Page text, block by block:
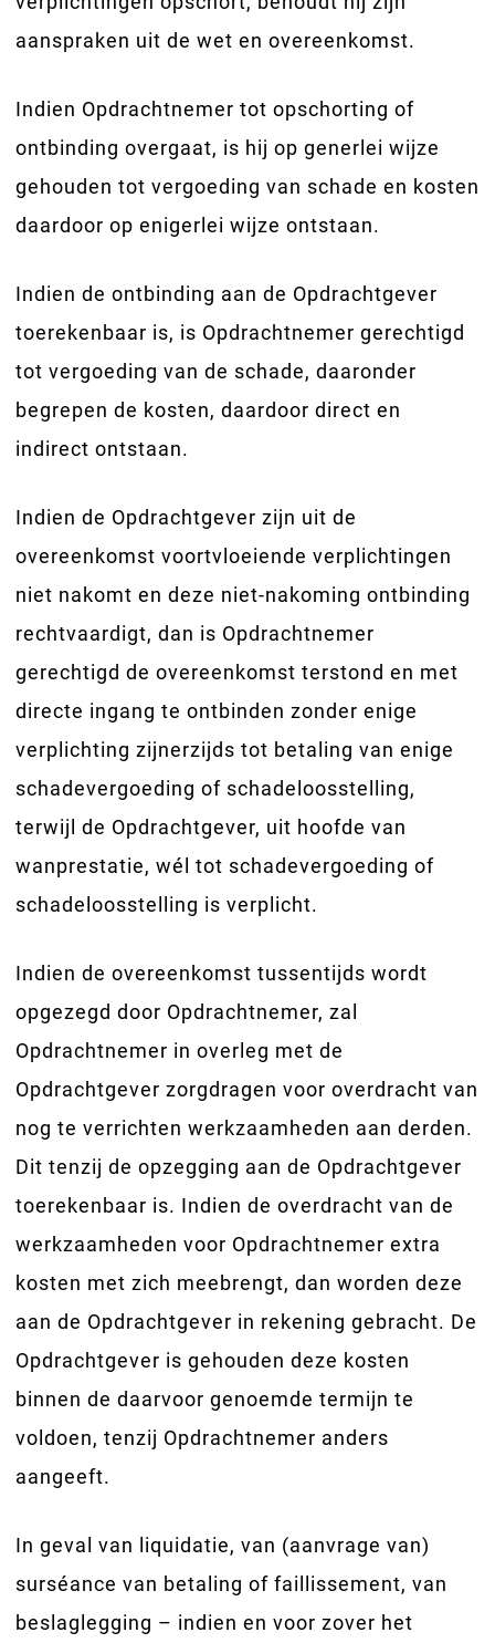
aanspraken uit de wet en overeenkomst.
Indien Opdrachtnemer tot opschorting of
ontbinding overgaat, is hij op generlei wijze
gehouden tot vergoeding van schade en kosten
daardoor op enigerlei wijze ontstaan.
Indien de ontbinding aan de Opdrachtgever
toerekenbaar is, is Opdrachtnemer gerechtigd
tot vergoeding van de schade, daaronder
begrepen de kosten, daardoor direct en
indirect ontstaan.
Indien de Opdrachtgever zijn uit de
overeenkomst voortvloeiende verplichtingen
niet nakomt en deze niet-nakoming ontbinding
rechtvaardigt, dan is Opdrachtnemer
gerechtigd de overeenkomst terstond en met
directe ingang te ontbinden zonder enige
verplichting zijnerzijds tot betaling van enige
schadevergoeding of schadeloosstelling,
terwijl de Opdrachtgever, uit hoofde van
wanprestatie, wél tot schadevergoeding of
schadeloosstelling is verplicht.
Indien de overeenkomst tussentijds wordt
opgezegd door Opdrachtnemer, zal
Opdrachtnemer in overleg met de
Opdrachtgever zorgdragen voor overdracht van
nog te verrichten werkzaamheden aan derden.
Dit tenzij de opzegging aan de Opdrachtgever
toerekenbaar is. Indien de overdracht van de
werkzaamheden voor Opdrachtnemer extra
kosten met zich meebrengt, dan worden deze
aan de Opdrachtgever in rekening gebracht. De
Opdrachtgever is gehouden deze kosten
binnen de daarvoor genoemde termijn te
voldoen, tenzij Opdrachtnemer anders
aangeeft.
In geval van liquidatie, van (aanvrage van)
surséance van betaling of faillissement, van
beslaglegging – indien en voor zover het